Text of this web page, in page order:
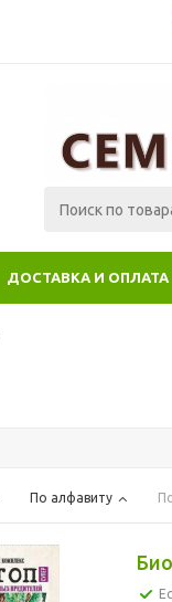
ДОСТАВКА И ОПЛАТА
По алфавиту